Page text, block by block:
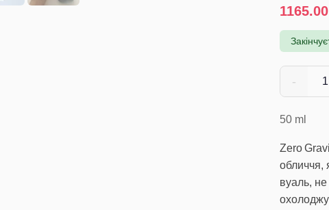
1165.00
- 1
50 ml
Zero
обличчя,
вуаль,